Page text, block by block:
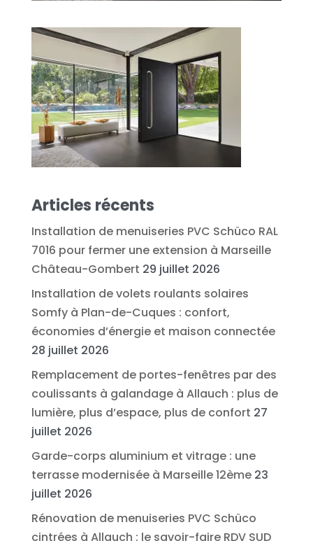
Articles récents
Installation de menuiseries PVC Schüco RAL
7016 pour fermer une extension à Marseille
Château-Gombert 29 juillet 2026
Installation de volets roulants solaires
Somfy à Plan-de-Cuques : confort,
économies d’énergie et maison connectée
28 juillet 2026
Remplacement de portes-fenêtres par des
coulissants à galandage à Allauch : plus de
lumière, plus d’espace, plus de confort 27
juillet 2026
Garde-corps aluminium et vitrage : une
terrasse modernisée à Marseille 12ème 23
juillet 2026
Rénovation de menuiseries PVC Schüco
cintrées à Allauch : le savoir-faire RDV SUD